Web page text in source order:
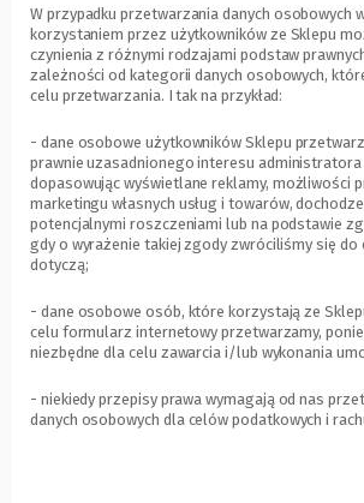
W przypadku przetwarzania danych osobowych
korzystaniem przez użytkowników ze Sklepu
czynienia z różnymi rodzajami podstaw
zależności od kategorii danych osobowych,
celu przetwarzania. I tak na przykład:
- dane osobowe użytkowników Sklepu
prawnie uzasadnionego interesu administratora
dopasowując wyświetlane reklamy, możliwości
marketingu własnych usług i towarów,
potencjalnymi roszczeniami lub na podstawie
gdy o wyrażenie takiej zgody zwróciliśmy się do
dotyczą;
- dane osobowe osób, które korzystają ze
celu formularz internetowy przetwarzamy,
niezbędne dla celu zawarcia i/lub wykonania
- niekiedy przepisy prawa wymagają od nas
danych osobowych dla celów podatkowych i